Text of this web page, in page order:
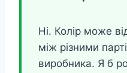
Ні. Колір може
між різними
виробника. Я б